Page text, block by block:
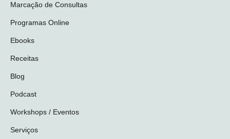
Marcação de Consultas
Programas Online
Ebooks
Receitas
Blog
Podcast
Workshops / Eventos
Serviços